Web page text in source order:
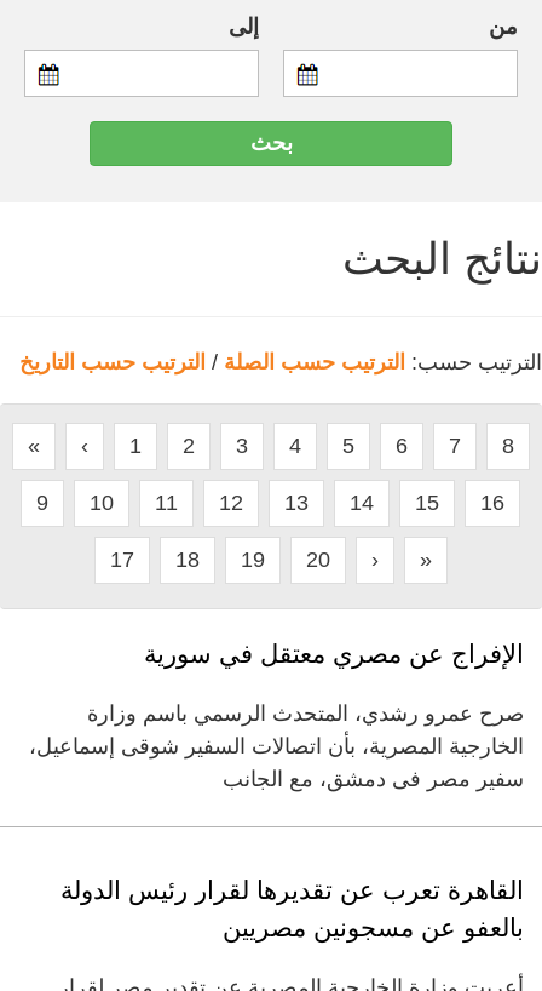
من إلى
نتائج البحث
الترتيب حسب: الترتيب حسب الصلة / الترتيب حسب التاريخ
« ‹ 1 2 3 4 5 6 7 8
9 10 11 12 13 14 15 16
17 18 19 20 › »
الإفراج عن مصري معتقل في سورية
صرح عمرو رشدي، المتحدث الرسمي باسم وزارة
الخارجية المصرية، بأن اتصالات السفير شوقى إسماعيل،
سفير مصر فى دمشق، مع الجانب
القاهرة تعرب عن تقديرها لقرار رئيس الدولة
بالعفو عن مسجونين مصريين